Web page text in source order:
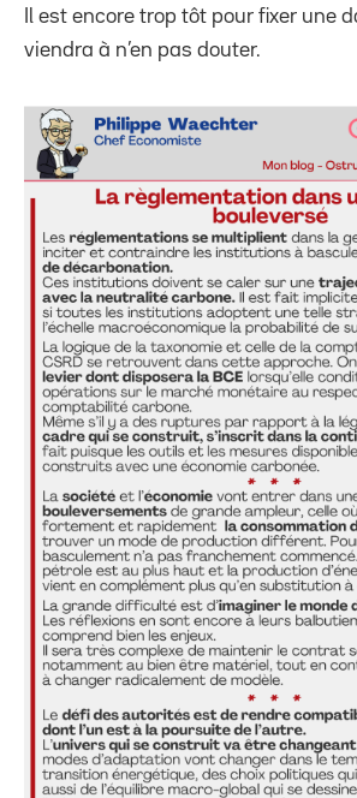
Il est encore trop tôt pour fixer une
viendra à n’en pas douter.